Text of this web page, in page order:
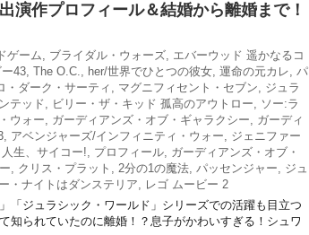
演作プロフィール＆結婚から離婚まで！
ゲーム, ブライダル・ウォーズ, エバーウッド 遥かなるコ
43, The O.C., her/世界でひとつの彼女, 運命の元カレ, パ
・ダーク・サーティ , マグニフィセント・セブン, ジュラ
テッド, ビリー・ザ・キッド 孤高のアウトロー, ソー:ラ
ウォー, ガーディアンズ・オブ・ギャラクシー, ガーディ
, アベンジャーズ/インフィニティ・ウォー, ジェニファー
人生、サイコー!, プロフィール, ガーディアンズ・オブ・
, クリス・プラット , 2分の1の魔法, パッセンジャー, ジュ
・ナイトはダンステリア, レゴ ムービー 2
「ジュラシック・ワールド」シリーズでの活躍も目立つ
知られていたのに離婚！？息子がかわいすぎる！シュワ